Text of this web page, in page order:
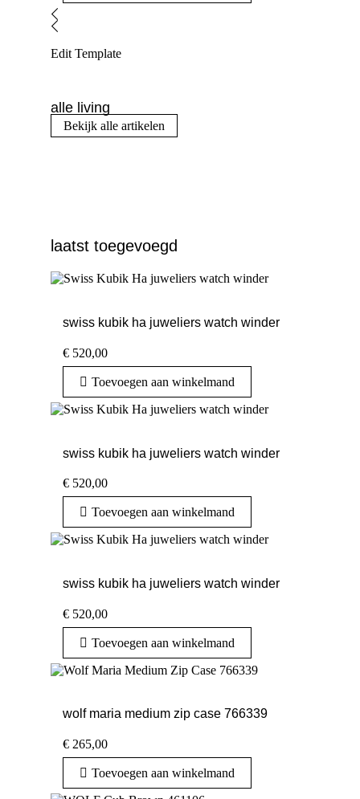
Edit Template
alle living
Bekijk alle artikelen
laatst toegevoegd
swiss kubik ha juweliers watch winder
€ 520,00
Toevoegen aan winkelmand
swiss kubik ha juweliers watch winder
€ 520,00
Toevoegen aan winkelmand
swiss kubik ha juweliers watch winder
€ 520,00
Toevoegen aan winkelmand
wolf maria medium zip case 766339
€ 265,00
Toevoegen aan winkelmand